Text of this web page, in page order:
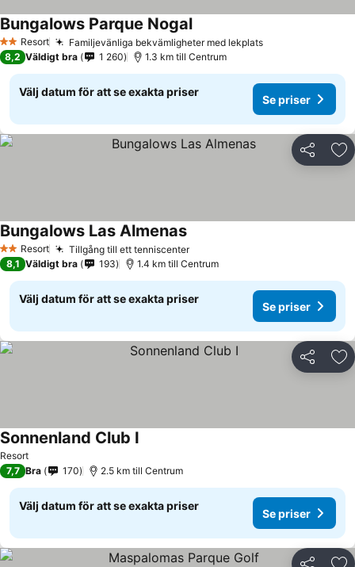
2 Stjärnor
Resort Familjevänliga bekvämligheter med lekplats
Bungalows Parque Nogal
8,2 Väldigt bra 1 260 1.3 km till Centrum
Välj datum för att se exakta priser
Se priser
Dela
2 Stjärnor
Resort Tillgång till ett tenniscenter
Bungalows Las Almenas
8,1 Väldigt bra 193 1.4 km till Centrum
Välj datum för att se exakta priser
Se priser
Dela
Resort
Sonnenland Club I
7,7 Bra 170 2.5 km till Centrum
Välj datum för att se exakta priser
Se priser